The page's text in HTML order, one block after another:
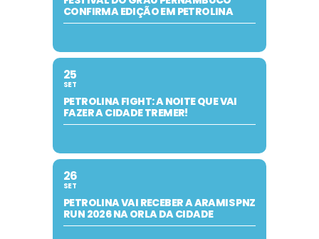
CONFIRMA EDIÇÃO EM PETROLINA
25
SET
PETROLINA FIGHT: A NOITE QUE VAI
FAZER A CIDADE TREMER!
26
SET
PETROLINA VAI RECEBER A ARAMIS PNZ
RUN 2026 NA ORLA DA CIDADE